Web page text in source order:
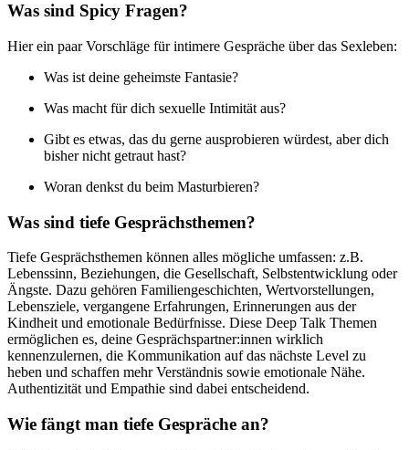
Was sind Spicy Fragen?
Hier ein paar Vorschläge für intimere Gespräche über das Sexleben:
Was ist deine geheimste Fantasie?
Was macht für dich sexuelle Intimität aus?
Gibt es etwas, das du gerne ausprobieren würdest, aber dich
bisher nicht getraut hast?
Woran denkst du beim Masturbieren?
Was sind tiefe Gesprächsthemen?
Tiefe Gesprächsthemen können alles mögliche umfassen: z.B.
Lebenssinn, Beziehungen, die Gesellschaft, Selbstentwicklung oder
Ängste. Dazu gehören Familiengeschichten, Wertvorstellungen,
Lebensziele, vergangene Erfahrungen, Erinnerungen aus der
Kindheit und emotionale Bedürfnisse. Diese Deep Talk Themen
ermöglichen es, deine Gesprächspartner:innen wirklich
kennenzulernen, die Kommunikation auf das nächste Level zu
heben und schaffen mehr Verständnis sowie emotionale Nähe.
Authentizität und Empathie sind dabei entscheidend.
Wie fängt man tiefe Gespräche an?